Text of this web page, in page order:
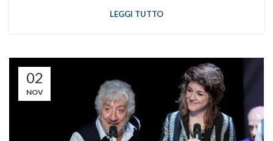
LEGGI TUTTO
02
NOV